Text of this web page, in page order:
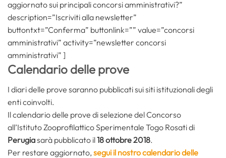
aggiornato sui principali concorsi amministrativi?”
description=”Iscriviti alla newsletter”
buttontxt=”Conferma” buttonlink=”” value=”concorsi
amministrativi” activity=”newsletter concorsi
amministrativi” ]
Calendario delle prove
I diari delle prove saranno pubblicati sui siti istituzionali degli
enti coinvolti.
Il calendario delle prove di selezione del Concorso
all’Istituto Zooprofilattico Sperimentale Togo Rosati di
Perugiasarà pubblicato il18 ottobre 2018.
Per restare aggiornato, segui il nostro calendario delle